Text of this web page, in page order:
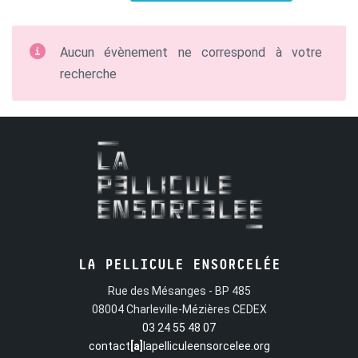
Aucun évènement ne correspond à votre
recherche
LA PELLICULE ENSORCELÉE
Rue des Mésanges - BP 485
08004 Charleville-Mézières CEDEX
03 24 55 48 07
contact [a] lapelliculeensorcelee.org